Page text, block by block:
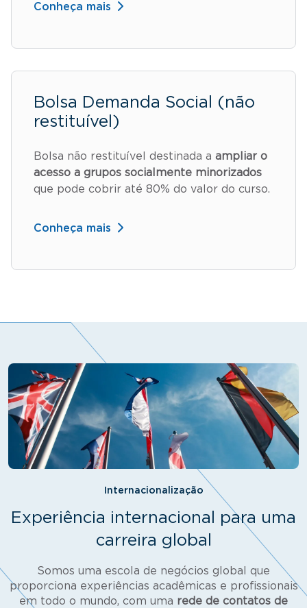
Conheça mais
Bolsa Demanda Social (não
restituível)
Bolsa não restituível destinada a ampliar o
acesso a grupos socialmente minorizados
que pode cobrir até 80% do valor do curso.
Conheça mais
Internacionalização
Experiência internacional para uma
carreira global
Somos uma escola de negócios global que
proporciona experiências acadêmicas e profissionais
em todo o mundo, com uma rede de contatos de